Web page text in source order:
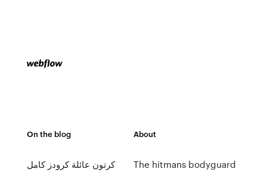
On the blog
كرتون عائلة كرودز كامل
About
The hitmans bodyguard